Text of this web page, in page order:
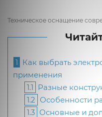
Техническое оснащение
1 Как выбрать
применения
1.1 Разные
1.2 Особенности
1.3 Основные и